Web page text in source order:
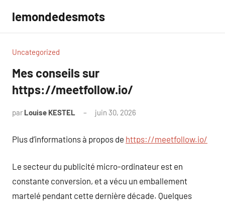
contenu
lemondedesmots
Uncategorized
Mes conseils sur
https://meetfollow.io/
par Louise KESTEL juin 30, 2026
Plus d’informations à propos de https://meetfollow.io/
Le secteur du publicité micro-ordinateur est en
constante conversion, et a vécu un emballement
martelé pendant cette dernière décade. Quelques